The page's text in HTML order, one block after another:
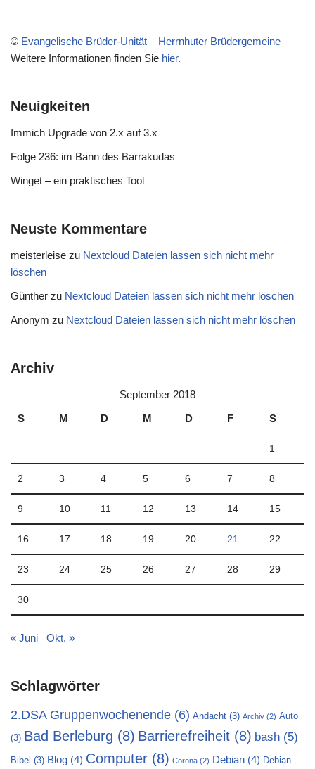
© Evangelische Brüder-Unität – Herrnhuter Brüdergemeine
Weitere Informationen finden Sie hier.
Neuigkeiten
Immich Upgrade von 2.x auf 3.x
Folge 236: im Bann des Barrakudas
Winget – ein praktisches Tool
Neuste Kommentare
meisterleise zu Nextcloud Dateien lassen sich nicht mehr
löschen
Günther zu Nextcloud Dateien lassen sich nicht mehr löschen
Anonym zu Nextcloud Dateien lassen sich nicht mehr löschen
Archiv
September 2018
S
M D M D F S
1
2 3 4 5 6 7 8
9 10 11 12 13 14 15
16 17 18 19 20 21 22
23 24 25 26 27 28 29
30
« Juni Okt. »
Schlagwörter
2.DSA Gruppenwochenende (6) Andacht (3) Archiv (2) Auto
(3) Bad Berleburg (8) Barrierefreiheit (8) bash (5)
Bibel (3) Blog (4) Computer (8) Corona (2) Debian (4) Debian